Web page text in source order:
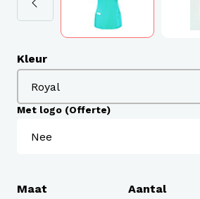
Kleur
Met logo (Offerte)
Maat Aantal